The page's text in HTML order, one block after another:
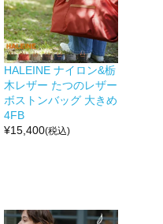
HALEINE ナイロン&栃
木レザー たつのレザー
ボストンバッグ 大きめ
4FB
¥15,400(税込)